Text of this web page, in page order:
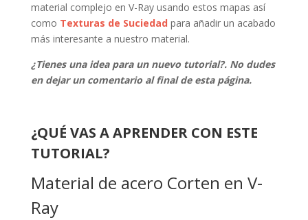
material complejo en V-Ray usando estos mapas así
como Texturas de Suciedad para añadir un acabado
más interesante a nuestro material.
¿Tienes una idea para un nuevo tutorial?. No dudes
en dejar un comentario al final de esta página.
¿QUÉ VAS A APRENDER CON ESTE
TUTORIAL?
Material de acero Corten en V-
Ray